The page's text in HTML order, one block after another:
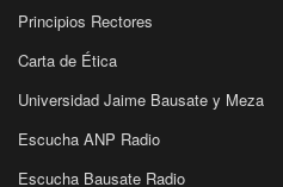
Principios Rectores
Carta de Ética
Universidad Jaime Bausate y Meza
Escucha ANP Radio
Escucha Bausate Radio